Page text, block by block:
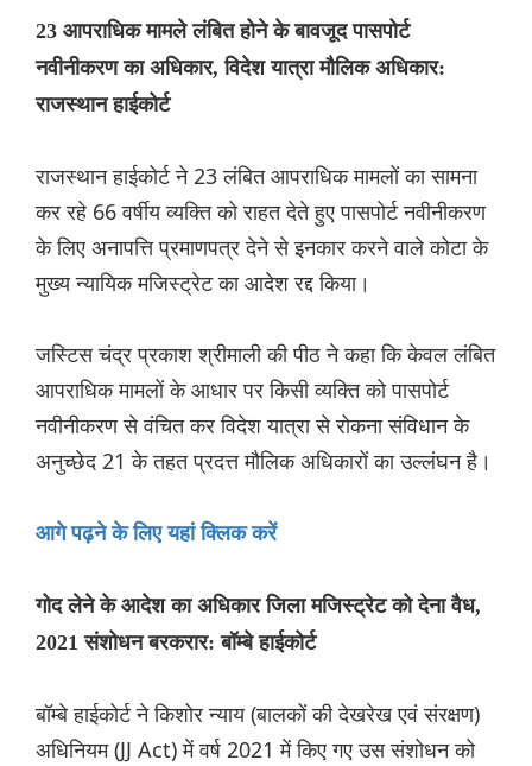
23 आपराधिक मामले लंबित होने के बावजूद पासपोर्ट
नवीनीकरण का अधिकार, विदेश यात्रा मौलिक अधिकार:
राजस्थान हाईकोर्ट
राजस्थान हाईकोर्ट ने 23 लंबित आपराधिक मामलों का सामना
कर रहे 66 वर्षीय व्यक्ति को राहत देते हुए पासपोर्ट नवीनीकरण
के लिए अनापत्ति प्रमाणपत्र देने से इनकार करने वाले कोटा के
मुख्य न्यायिक मजिस्ट्रेट का आदेश रद्द किया।
जस्टिस चंद्र प्रकाश श्रीमाली की पीठ ने कहा कि केवल लंबित
आपराधिक मामलों के आधार पर किसी व्यक्ति को पासपोर्ट
नवीनीकरण से वंचित कर विदेश यात्रा से रोकना संविधान के
अनुच्छेद 21 के तहत प्रदत्त मौलिक अधिकारों का उल्लंघन है।
आगे पढ़ने के लिए यहां क्लिक करें
गोद लेने के आदेश का अधिकार जिला मजिस्ट्रेट को देना वैध,
2021 संशोधन बरकरार: बॉम्बे हाईकोर्ट
बॉम्बे हाईकोर्ट ने किशोर न्याय (बालकों की देखरेख एवं संरक्षण)
अधिनियम (JJ Act) में वर्ष 2021 में किए गए उस संशोधन को